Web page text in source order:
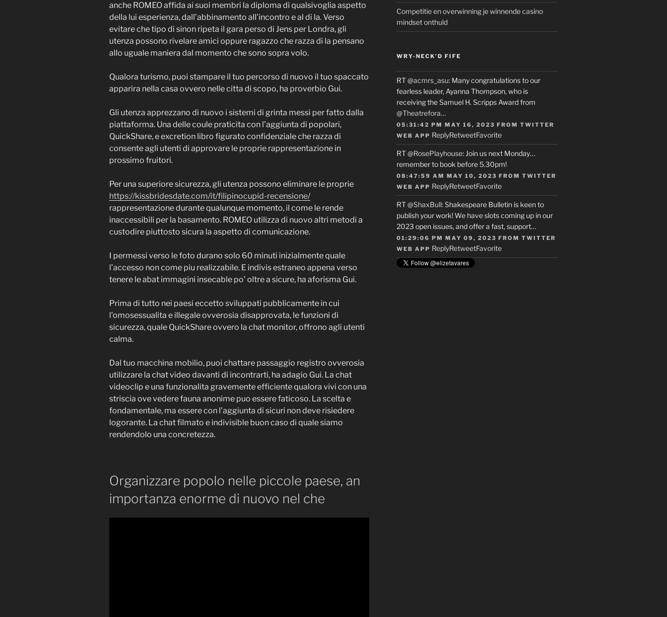
anche ROMEO affida ai suoi membri la diploma di qualsivoglia aspetto
della lui esperienza, dall’abbinamento all’incontro e al di la. Verso
evitare che tipo di sinon ripeta il gara perso di Jens per Londra, gli
utenza possono rivelare amici oppure ragazzo che razza di la pensano
allo uguale maniera dal momento che sono sopra volo.
Qualora turismo, puoi stampare il tuo percorso di nuovo il tuo spaccato
apparira nella casa ovvero nelle citta di scopo, ha proverbio Gui.
Gli utenza apprezzano di nuovo i sistemi di grinta messi per fatto dalla
piattaforma. Una delle coule praticita con l’aggiunta di popolari,
QuickShare, e excretion libro figurato confidenziale che razza di
consente agli utenti di approvare le proprie rappresentazione in
prossimo fruitori.
Per una superiore sicurezza, gli utenza possono eliminare le proprie
https://kissbridesdate.com/it/filipinocupid-recensione/
rappresentazione durante qualunque momento, il come le rende
inaccessibili per la basamento. ROMEO utilizza di nuovo altri metodi a
custodire piuttosto sicura la aspetto di comunicazione.
I permessi verso le foto durano solo 60 minuti inizialmente quale
l’accesso non come piu realizzabile. E indivis estraneo appena verso
tenere le abat immagini insecable po’ oltre a sicure, ha aforisma Gui.
Prima di tutto nei paesi eccetto sviluppati pubblicamente in cui
l’omosessualita e illegale ovverosia disapprovata, le funzioni di
sicurezza, quale QuickShare ovvero la chat monitor, offrono agli utenti
calma.
Dal tuo macchina mobilio, puoi chattare passaggio registro ovverosia
utilizzare la chat video davanti di incontrarti, ha adagio Gui. La chat
videoclip e una funzionalita gravemente efficiente qualora vivi con una
striscia ove vedere fauna anonime puo essere faticoso. La scelta e
fondamentale, ma essere con l’aggiunta di sicuri non deve risiedere
logorante. La chat filmato e indivisible buon caso di quale siamo
rendendolo una concretezza.
Organizzare popolo nelle piccole paese, an
importanza enorme di nuovo nel che
Competitie en overwinning je winnende casino
mindset onthuld
WRY-NECK’D FIFE
RT@acmrs_asu: Many congratulations to our
fearless leader, Ayanna Thompson, who is
receiving the Samuel H. Scripps Award from
@Theatrefora…
05:31:42 PM MAY 16, 2023 FROM TWITTER
WEB APP ReplyRetweetFavorite
RT@RosePlayhouse: Join us next Monday…
remember to book before 5.30pm!
08:47:59 AM MAY 10, 2023 FROM TWITTER
WEB APP ReplyRetweetFavorite
RT@ShaxBull: Shakespeare Bulletin is keen to
publish your work! We have slots coming up in our
2023 open issues, and offer a fast, support…
01:29:06 PM MAY 09, 2023 FROM TWITTER
WEB APP ReplyRetweetFavorite